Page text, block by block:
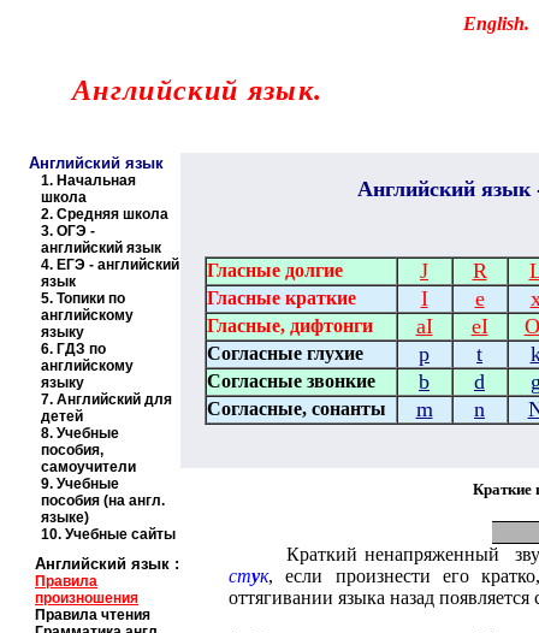
English.
Английский язык.
Английский язык
1. Начальная
школа
2. Средняя школа
3. ОГЭ -
английский язык
4. ЕГЭ - английский
язык
5. Топики по
английскому
языку
6. ГДЗ по
английскому
языку
7. Английский для
детей
8. Учебные
пособия,
самоучители
9. Учебные
пособия (на англ.
языке)
10. Учебные сайты
Английский язык
Гласные долгие J R
Гласные краткие I e
Гласные, дифтонги aI eI
Согласные глухие p t
Согласные звонкие b d
Согласные, сонанты m n
Краткие
Краткий ненапряженный
стук, если произнести его
оттягивании языка назад
Английский язык :
Правила
произношения
Правила чтения